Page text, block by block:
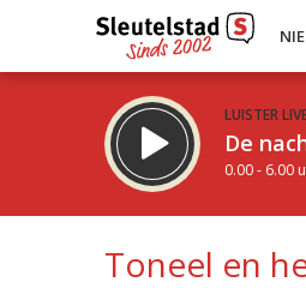
LUISTER
De
0.00 - 6.00
Toneel en